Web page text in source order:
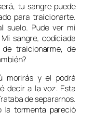
tu sangre puede
para traicionarte.
suelo. Pude ver mi
sangre, codiciada
traicionarme, de
morirás y el podrá
decir a la voz. Esta
de separarnos.
la tormenta pareció